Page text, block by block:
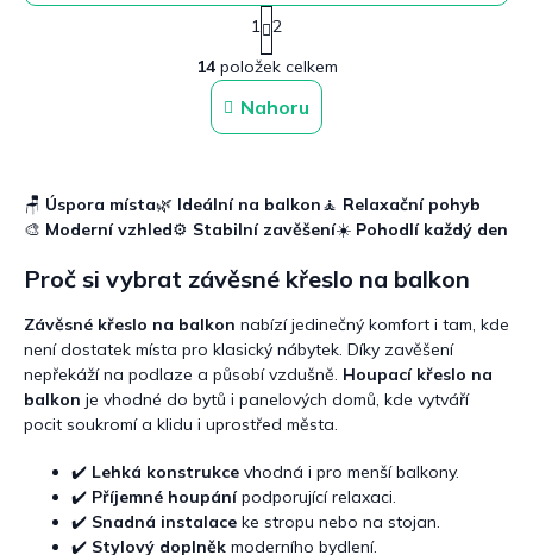
O
v
l
á
d
í
p
v
y
v
ý
p
i
s
S
t
r
á
k
o
n
í
1 2
14položek celkem
Nahoru
🪑 Úspora místa🌿 Ideální na balkon🧘 Relaxační pohyb
🎨 Moderní vzhled⚙️ Stabilní zavěšení☀️ Pohodlí každý den
Proč si vybrat závěsné křeslo na balkon
Závěsné křeslo na balkon nabízí jedinečný komfort i tam, kde
není dostatek místa pro klasický nábytek. Díky zavěšení
nepřekáží na podlaze a působí vzdušně. Houpací křeslo na
balkon je vhodné do bytů i panelových domů, kde vytváří
pocit soukromí a klidu i uprostřed města.
✔️ Lehká konstrukce vhodná i pro menší balkony.
✔️ Příjemné houpánípodporující relaxaci.
✔️ Snadná instalace ke stropu nebo na stojan.
✔️ Stylový doplněk moderního bydlení.